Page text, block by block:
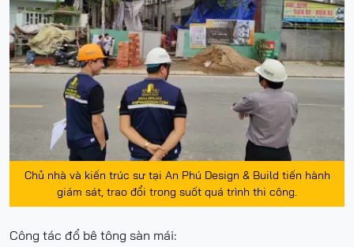
Chủ nhà và kiến trúc sư tại An Phú Design & Build tiến hành
giám sát, trao đổi trong suốt quá trình thi công.
Công tác đổ bê tông sàn mái: